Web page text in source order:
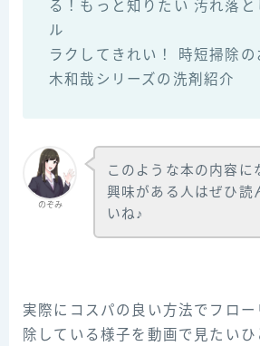
る！もっと知りたい 汚れ落と
ル
ラクしてきれい！ 時短掃除の
木和哉シリーズの洗剤紹介
のぞみ
このような本の内容に
興味がある人はぜひ読
いね♪
実際にコスパの良い方法でフロ
除している様子を動画で見たい